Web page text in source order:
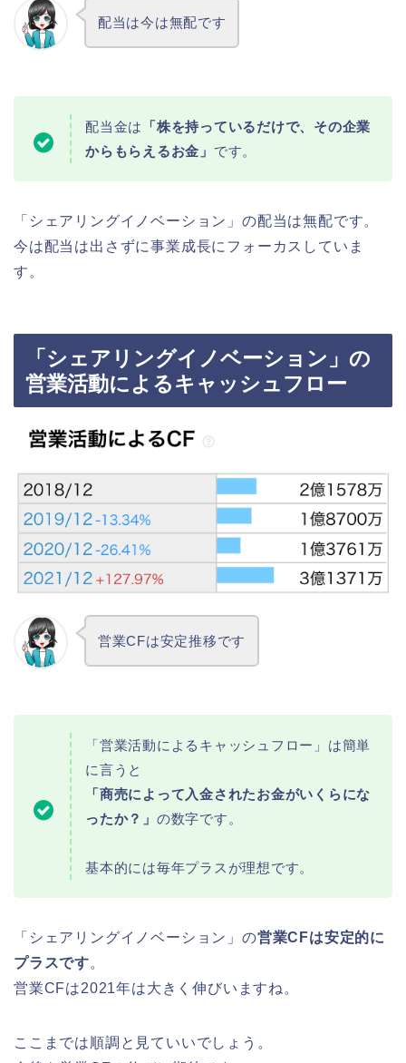
配当は今は無配です
配当金は
「株を持っているだけで、その企業
からもらえるお金」 です。
「シェアリングイノベーション」の配当は無配です。
今は配当は出さずに事業成長にフォーカスしていま
す。
「シェアリングイノベーション」の
営業活動によるキャッシュフロー
営業CFは安定推移です
「営業活動によるキャッシュフロー」は簡単
に言うと
「商売によって入金されたお金がいくらにな
ったか？」 の数字です。
基本的には毎年プラスが理想です。
「シェアリングイノベーション」の営業CFは安定的に
プラスです。
営業CFは2021年は大きく伸びいますね。
ここまでは順調と見ていいでしょう。